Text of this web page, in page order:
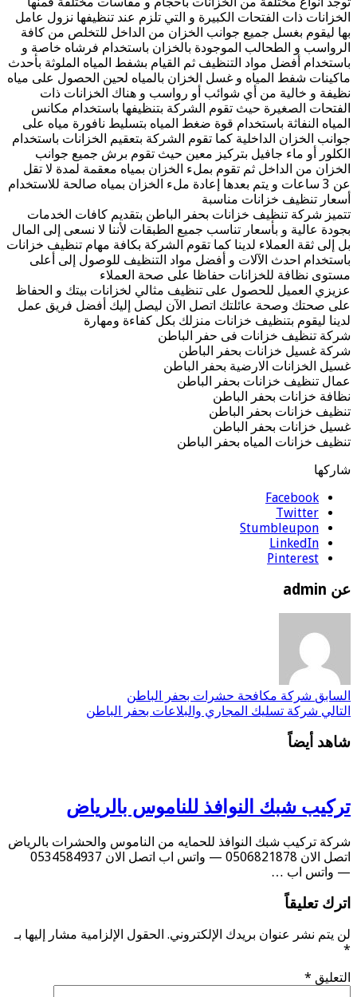
الخزانات ذات الفتحات الكبيرة و التي تلزم عند تنظيفها نزول عامل
بها ليقوم بغسل جميع جوانب الخزان من الداخل للتخلص من كافة
الرواسب و الطحالب الموجودة بالخزان باستخدام فرشاه خاصة و
باستخدام أفضل مواد التنظيف ثم القيام بشفط المياه الملوثة بأحدث
ماكينات شفط المياه و غسل الخزان بالمياه لحين الحصول على مياه
نظيفة و خالية من أي شوائب أو رواسب و هناك الخزانات ذات
الفتحات الصغيرة حيث تقوم الشركة بتنظيفها باستخدام مكانس
المياه النفاثة باستخدام قوة ضغط المياه بتسليط نافورة مياه على
جوانب الخزان الداخلية كما تقوم الشركة بتعقيم الخزانات باستخدام
الكلور أو ماء جافيل بتركيز معين حيث تقوم برش جميع جوانب
الخزان من الداخل ثم تقوم بملء الخزان بمياه معقمة لمدة لا تقل
عن 3 ساعات و يتم بعدها إعادة ملء الخزان بمياه صالحة للاستخدام
أسعار تنظيف خزانات مناسبة
تتميز شركة تنظيف خزانات بحفر الباطن بتقديم كافات الخدمات
بجودة عالية و بأسعار تناسب جميع الطبقات لأننا لا نسعى إلى المال
بل إلى ثقة العملاء لدينا كما تقوم الشركة بكافة مهام تنظيف خزانات
باستخدام احدث الآلات و أفضل مواد التنظيف للوصول إلى أعلى
مستوى نظافة للخزانات حفاظا على صحة العملاء
عزيزي العميل للحصول على تنظيف مثالي لخزانات بيتك و الحفاظ
على صحتك وصحة عائلتك اتصل الآن ليصل إليك أفضل فريق عمل
لدينا ليقوم بتنظيف خزانات منزلك بكل كفاءة ومهارة
شركة تنظيف خزانات فى حفر الباطن
شركة غسيل خزانات بحفر الباطن
غسيل الخزانات الارضية بحفر الباطن
عمال تنظيف خزانات بحفر الباطن
نظافة خزانات بحفر الباطن
تنظيف خزانات بحفر الباطن
غسيل خزانات بحفر الباطن
تنظيف خزانات المياه بحفر الباطن
شاركها
Facebook
Twitter
Stumbleupon
LinkedIn
Pinterest
عن admin
السابق شركة مكافحة حشرات بحفر الباطن
التالي شركة تسليك المجاري والبلاعات بحفر الباطن
شاهد أيضاً
تركيب شبك النوافذ للناموس بالرياض
شركة تركيب شبك النوافذ للحمايه من الناموس والحشرات بالرياض
اتصل الان 0506821878 — واتس اب اتصل الان 0534584937
— واتس اب …
اترك تعليقاً
لن يتم نشر عنوان بريدك الإلكتروني. الحقول الإلزامية مشار إليها بـ
*
التعليق *